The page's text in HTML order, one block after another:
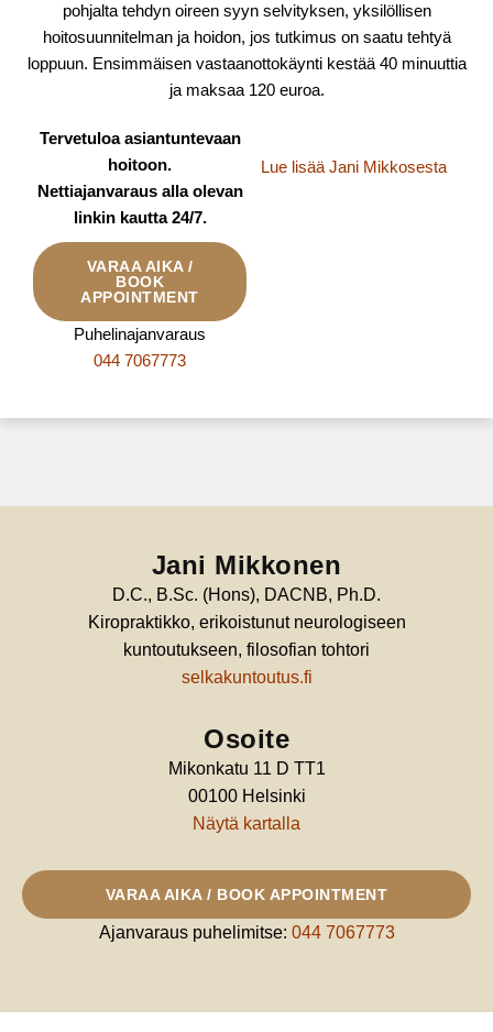
pohjalta tehdyn oireen syyn selvityksen, yksilöllisen
hoitosuunnitelman ja hoidon, jos tutkimus on saatu tehtyä
loppuun. Ensimmäisen vastaanottokäynti kestää 40 minuuttia
ja maksaa 120 euroa.
Tervetuloa asiantuntevaan
hoitoon.
Nettiajanvaraus alla olevan
linkin kautta 24/7.
VARAA AIKA /
BOOK
APPOINTMENT
Puhelinajanvaraus
044 7067773
Lue lisää Jani Mikkosesta
Jani Mikkonen
D.C., B.Sc. (Hons), DACNB, Ph.D.
Kiropraktikko, erikoistunut neurologiseen
kuntoutukseen, filosofian tohtori
selkakuntoutus.fi
Osoite
Mikonkatu 11 D TT1
00100 Helsinki
Näytä kartalla
VARAA AIKA / BOOK APPOINTMENT
Ajanvaraus puhelimitse: 044 7067773